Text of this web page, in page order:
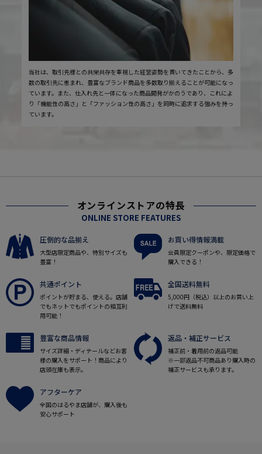
当社は、取引先様との共栄共存を重視した経営姿勢を貫いてきたことから、多
数の取引先に恵まれ、豊富なブランド商品を多数取り揃えることが可能になっ
ています。また、仕入れ先と一体になった商品開発がかのうであり、これによ
り「機能性の高さ」と「ファッション性の高さ」を同時に追求する強みを持っ
ています。
オンラインストアの特長
ONLINE STORE FEATURES
圧倒的な品揃え
大型店限定商品や、特別サイズも
豊富！
お買い得情報満載
会員限定クーポンや、限定価格で
購入できる！
共通ポイント
ポイントが貯まる、使える。店舗
でもネットでもポイントの相互利
用可能！
全国送料無料
5,000円（税込）以上のお買い上
げで送料無料
豊富な商品情報
サイズ詳細・ディテールなどお客
様の購入をサポート！商品により
店頭在庫も表示。
返品・補正サービス
補正前・着用前の返品可能
※一部返品不可商品あり購入時の
補正サービスも承ります。
アフターケア
全国のはるやま店舗が、購入後も
安心サポート